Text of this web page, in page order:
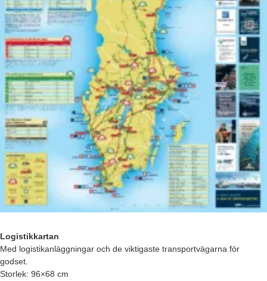
Logistikkartan
Med logistikanläggningar och de viktigaste transportvägarna för
godset.
Storlek: 96×68 cm